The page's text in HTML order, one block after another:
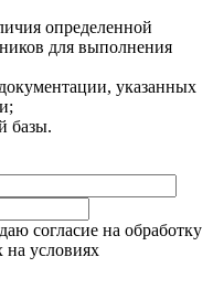
определенной
для выполнения
указанных
базы.
согласие на обработку
условиях